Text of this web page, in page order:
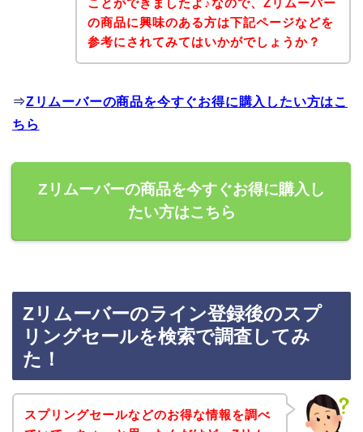
ことができましたよ♪なので、Zリムーバー
の商品に興味のある方は下記ページなどを
参考にされてみてはいかがでしょうか？
⇒Zリムーバーの商品を今すぐお得に購入したい方はこ
ちら
Zリムーバーの商品を今すぐお得に購入し
たい方はこちら
Zリムーバーのライン登録後のスプ
リングセールを検索で調査してみ
た！
スプリングセールなどのお得な情報を調べ